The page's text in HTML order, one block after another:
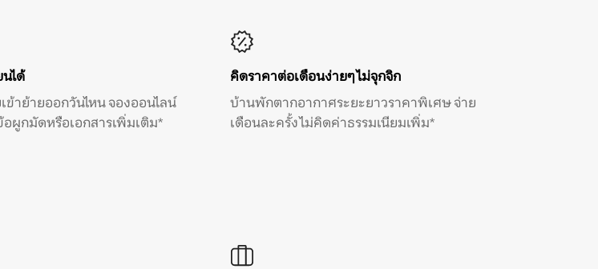
ได้
ข้าย้ายออกวันไหน จองออนไลน์
ผูกมัดหรือเอกสารเพิ่มเติม*
คิดราคาต่อเดือนง่ายๆ ไม่จุกจิก
บ้านพักตากอากาศระยะยาวราคาพิเศษ จ่าย
เดือนละครั้ง ไม่คิดค่าธรรมเนียมเพิ่ม*